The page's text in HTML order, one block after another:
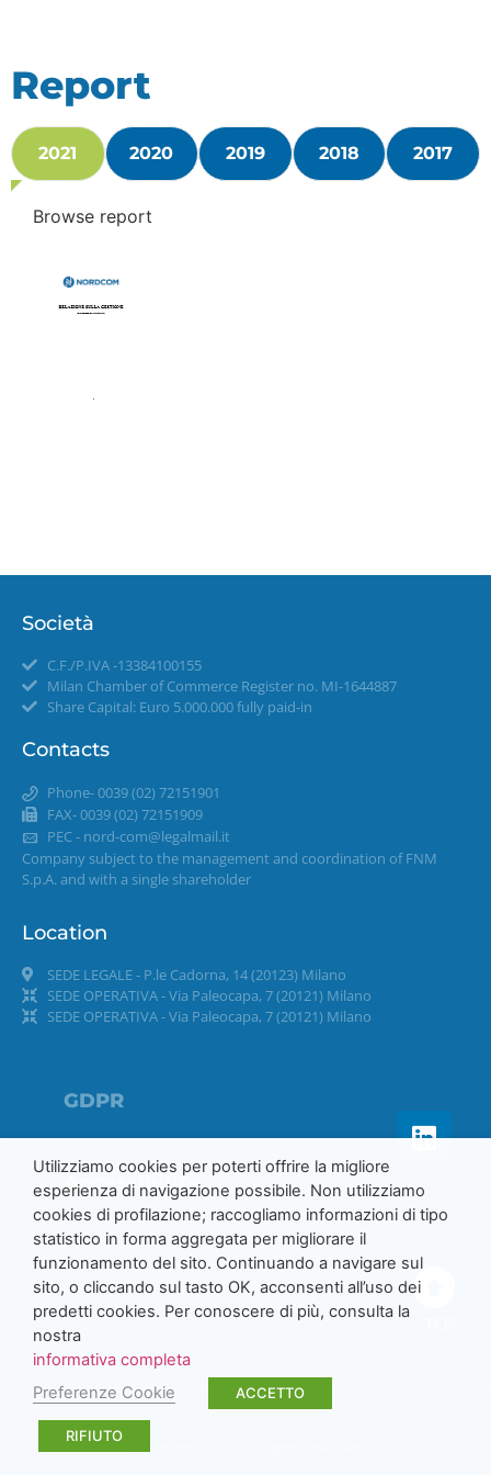
Report
2021 2020 2019 2018 2017
Browse report
Società
C.F./P.IVA -13384100155
Milan Chamber of Commerce Register no. MI-1644887
Share Capital: Euro 5.000.000 fully paid-in
Contacts
Phone- 0039 (02) 72151901
FAX- 0039 (02) 72151909
PEC - nord-com@legalmail.it
Company subject to the management and coordination of FNM
S.p.A. and with a single shareholder
Location
SEDE LEGALE - P.le Cadorna, 14 (20123) Milano
SEDE OPERATIVA - Via Paleocapa, 7 (20121) Milano
SEDE OPERATIVA - Via Paleocapa, 7 (20121) Milano
GDPR
Accessibility
Utilizziamo cookies per poterti offrire la migliore
esperienza di navigazione possibile. Non utilizziamo
cookies di profilazione; raccogliamo informazioni di tipo
statistico in forma aggregata per migliorare il
funzionamento del sito. Continuando a navigare sul
sito, o cliccando sul tasto OK, acconsenti all’uso dei
predetti cookies. Per conoscere di più, consulta la
nostra
informativa completa
Preferenze Cookie
ACCETTO
RIFIUTO